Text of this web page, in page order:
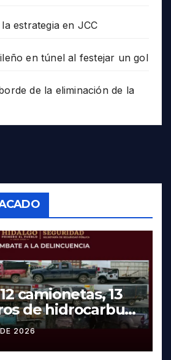
estrategia en JCC
en túnel al festejar un gol
de la eliminación de la
camionetas, 13
de hidrocarburo
robados en
2026